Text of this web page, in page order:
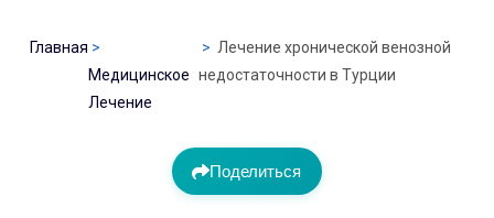
Главная
Медицинское
Лечение
Лечение хронической венозной
недостаточности в Турции
Поделиться